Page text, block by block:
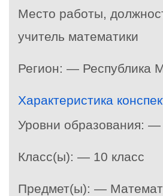
Место работы,
учитель математики
Регион: — Республика
Характеристика
Уровни образования:
Класс(ы): — 10 класс
Предмет(ы): —